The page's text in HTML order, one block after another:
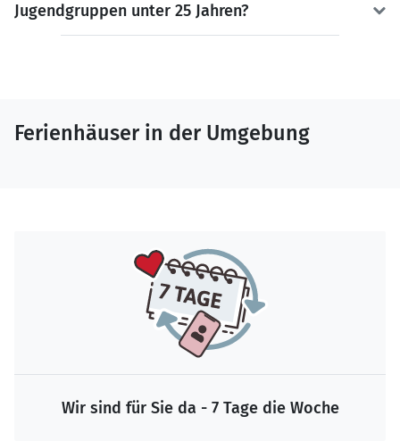
Jugendgruppen unter 25 Jahren?
Ferienhäuser in der Umgebung
Wir sind für Sie da - 7 Tage die Woche